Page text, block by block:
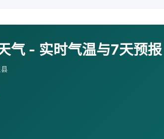
气 - 实时气温与7天预报